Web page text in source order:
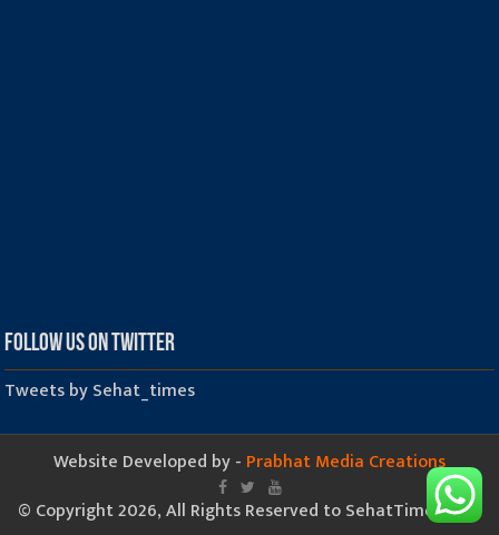
Follow us on Twitter
Tweets by Sehat_times
Website Developed by - Prabhat Media Creations
© Copyright 2026, All Rights Reserved to SehatTimes.Com